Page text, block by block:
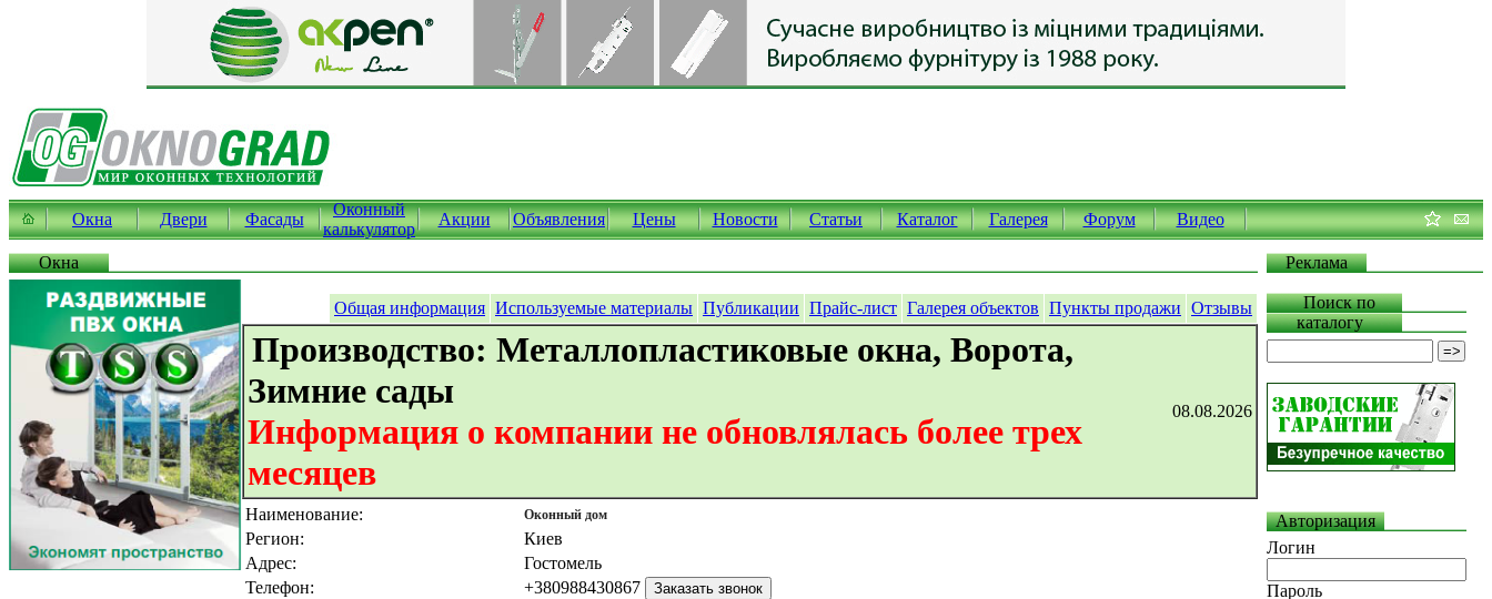
Окна Двери Фасады
Оконный
калькулятор
Акции Объявления Цены Новости Статьи Каталог Галерея Форум Видео
Окна Реклама
Общая информация Используемые материалы Публикации Прайс-лист Галерея объектов Пункты продажи Отзывы
Производство: Металлопластиковые окна, Ворота,
Зимние сады
Информация о компании не обновлялась более трех
месяцев
08.08.2026
Наименование:
Регион:
Адрес:
Телефон:
Оконный дом
Киев
Гостомель
+380988430867
Поиск по
каталогу
Авторизация
Логин
Пароль